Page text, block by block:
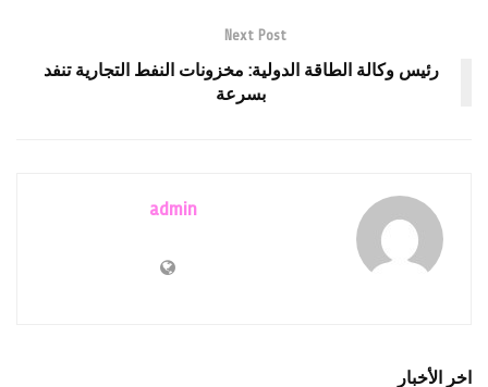
Next Post
رئيس وكالة الطاقة الدولية: مخزونات النفط التجارية تنفد
بسرعة
admin
اخر الأخبار